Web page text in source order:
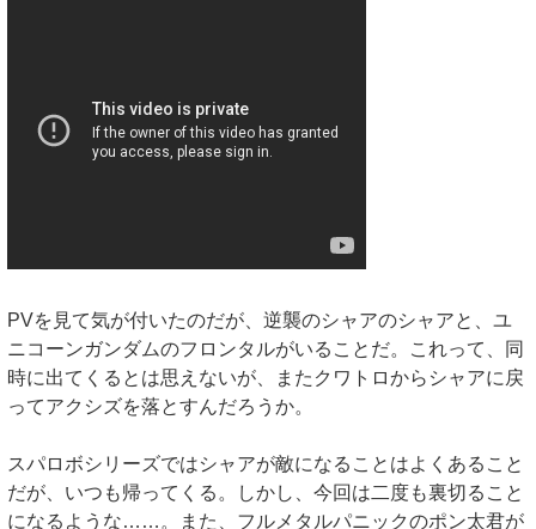
PVを見て気が付いたのだが、逆襲のシャアのシャアと、ユ
ニコーンガンダムのフロンタルがいることだ。これって、同
時に出てくるとは思えないが、またクワトロからシャアに戻
ってアクシズを落とすんだろうか。
スパロボシリーズではシャアが敵になることはよくあること
だが、いつも帰ってくる。しかし、今回は二度も裏切ること
になるような……。また、フルメタルパニックのポン太君が